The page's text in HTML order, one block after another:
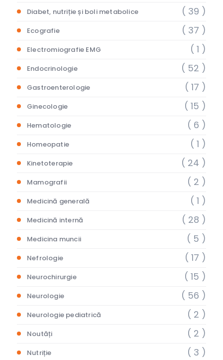
Diabet, nutriție și boli metabolice ( 39 )
Ecografie ( 37 )
Electromiografie EMG ( 1 )
Endocrinologie ( 52 )
Gastroenterologie ( 17 )
Ginecologie ( 15 )
Hematologie ( 6 )
Homeopatie ( 1 )
Kinetoterapie ( 24 )
Mamografii ( 2 )
Medicină generală ( 1 )
Medicină internă ( 28 )
Medicina muncii ( 5 )
Nefrologie ( 17 )
Neurochirurgie ( 15 )
Neurologie ( 56 )
Neurologie pediatrică ( 2 )
Noutăți ( 2 )
Nutriție ( 3 )